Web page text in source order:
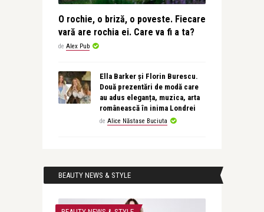
O rochie, o briză, o poveste. Fiecare
vară are rochia ei. Care va fi a ta?
de Alex Pub
Ella Barker și Florin Burescu.
Două prezentări de modă care
au adus eleganța, muzica, arta
românească în inima Londrei
de Alice Năstase Buciuta
BEAUTY NEWS & STYLE